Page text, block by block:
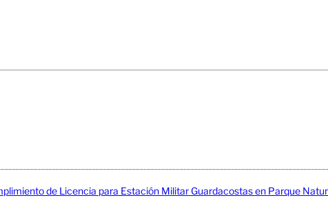
de Licencia para Estación Militar Guardacostas en Parque